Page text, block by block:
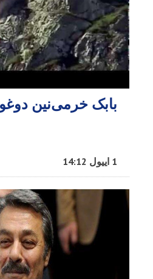
بابک خرمی‌نین
1 اییول 14:12